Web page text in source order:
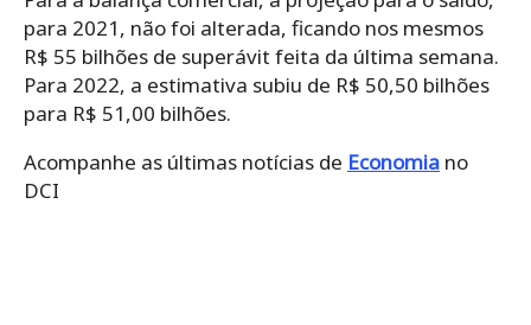
para 2021, não foi alterada, ficando nos mesmos
R$ 55 bilhões de superávit feita da última semana.
Para 2022, a estimativa subiu de R$ 50,50 bilhões
para R$ 51,00 bilhões.
Acompanhe as últimas notícias de Economia no
DCI